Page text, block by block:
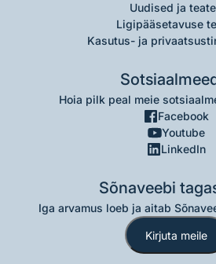
Uudised ja
Ligipääsetavuse
Kasutus- ja
Hoia pilk peal meie
Facebook
Youtube
LinkedIn
Sõnaveebi
Iga arvamus loeb ja aitab
Kirjuta meile